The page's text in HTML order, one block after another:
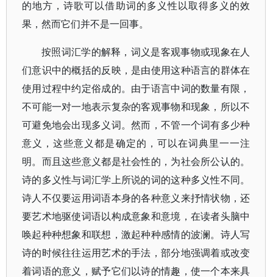
的地方，诗歌可以借助词的多义性以取得多义的效
果，然而它们并不是一回事。
按照词汇学的解释，词义是客观事物或现象在人
们意识中的概括的反映，是由使用这种语言的群体在
使用过程中约定俗成的。由于语言中词的数量有限，
不可能一对一地表示复杂的客观事物和现象，所以不
可避免地会出现多义词。然而，不管一个词有多少种
意义，这些意义都是确定的，可以在词典里一一注
明。而且这些意义都是社会性的，为社会所公认的。
诗的多义性与词汇学上所说的词的这种多义性不同。
诗人不仅要运用词语本身的各种意义来抒情状物，还
要艺术地驱使词语以构成意象和意境，在读者头脑中
唤起种种想象和联想，激起种种感情的波澜。诗人写
诗的时候往往运用艺术的手法，部分地强调着或改变
着词语的意义，赋予它们以诗的情趣，使一个本来具